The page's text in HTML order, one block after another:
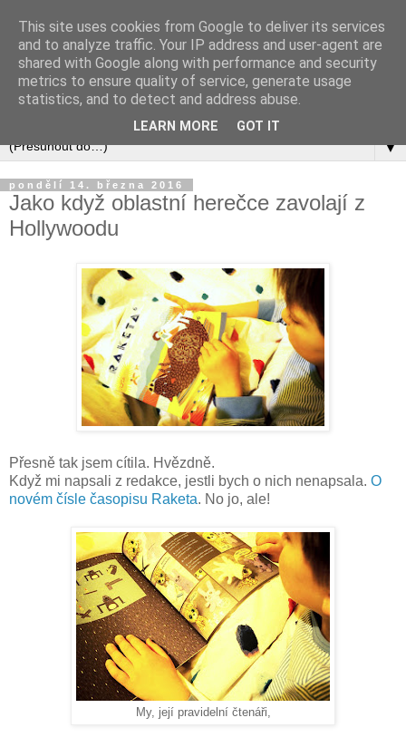
▼
pondělí 14. března 2016
Jako když oblastní herečce zavolají z
Hollywoodu
Přesně tak jsem cítila. Hvězdně.
Když mi napsali z redakce, jestli bych o nich nenapsala. O
novém čísle časopisu Raketa. No jo, ale!
My, její pravidelní čtenáři,
This site uses cookies from Google to deliver its services
and to analyze traffic. Your IP address and user-agent are
shared with Google along with performance and security
metrics to ensure quality of service, generate usage
statistics, and to detect and address abuse.
LEARN MORE GOT IT